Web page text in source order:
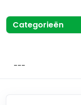
Categorieën